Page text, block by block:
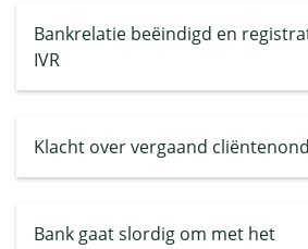
Bankrelatie beëindigd en
IVR
Klacht over vergaand
Bank gaat slordig om met het